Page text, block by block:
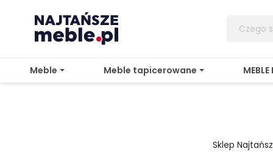
Meble Meble tapicerowane
Sklep